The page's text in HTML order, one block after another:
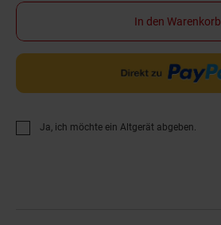
In den Warenkorb
Ja, ich möchte ein Altgerät abgeben.